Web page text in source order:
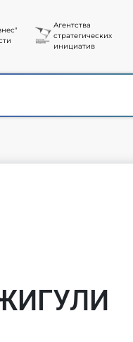
Агентства
стратегических
инициатив